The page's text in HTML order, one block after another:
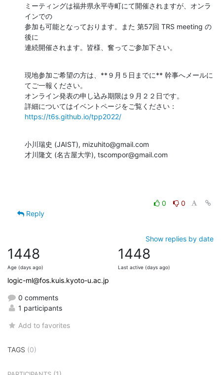
ミーティングは福井県永平寺町にて開催されますが、オンラ
インでの
参加も可能となっております。また 第57回 TRS meeting の
後に
連続開催されます。皆様、奮ってご参加下さい。
現地参加ご希望の方は、**９月５日までに** 幹事へメールに
てご一報ください。
オンライン発表の申し込み期限は９月２２日です。
https://t6s.github.io/tpp2022/
小川瑞史 (JAIST), mizuhito@gmail.com
才川隆文 (名古屋大学), tscompor@gmail.com
0
0
Reply
Show replies by date
1448
Age (days ago)
1448
Last active (days ago)
logic-ml@fos.kuis.kyoto-u.ac.jp
0 comments
1 participants
Add to favorites
TAGS (0)